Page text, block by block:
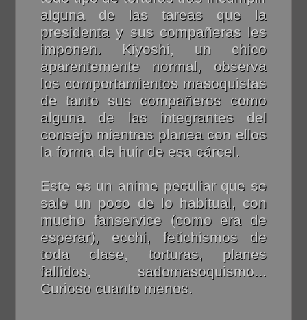
alguna de las tareas que la
presidenta y sus compañeras les
imponen. Kiyoshi, un chico
aparentemente normal, observa
los comportamientos masoquistas
de tanto sus compañeros como
alguna de las integrantes del
consejo mientras planea con ellos
la forma de huir de esa cárcel.
Este es un anime peculiar que se
sale un poco de lo habitual, con
mucho fanservice (como era de
esperar), ecchi, fetichismos de
toda clase, torturas, planes
fallidos, sadomasoquismo...
Curioso cuanto menos.